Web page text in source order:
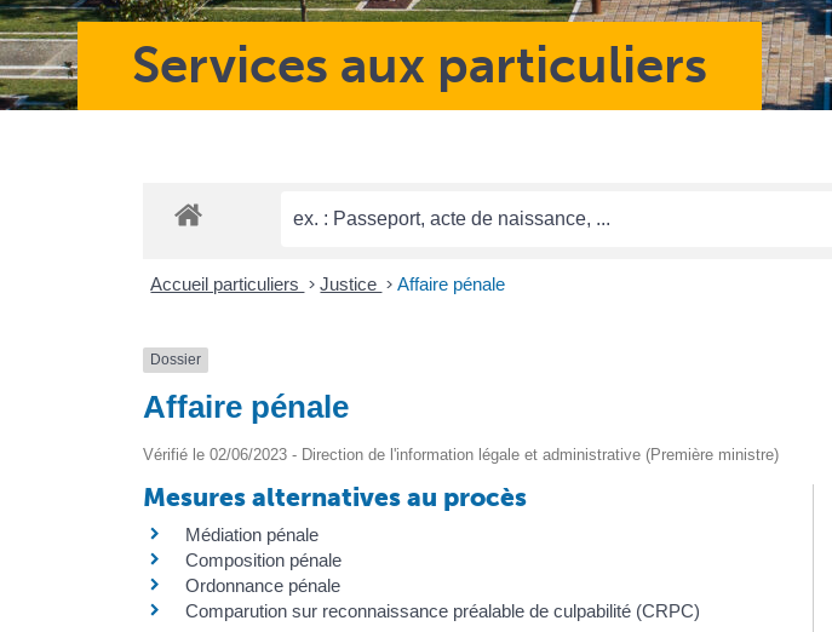
Services aux particuliers
Accueil particuliers > Justice > Affaire pénale
Dossier
Affaire pénale
Vérifié le 02/06/2023 - Direction de l'information légale et administrative (Première ministre)
Mesures alternatives au procès
Médiation pénale
Composition pénale
Ordonnance pénale
Comparution sur reconnaissance préalable de culpabilité (CRPC)